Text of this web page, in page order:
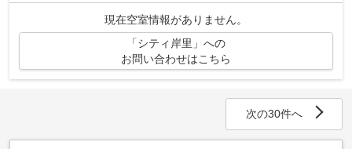
す。共用部には敷地内ごみ置き場・エレ...
現在空室情報がありません。
「シティ岸里」への
お問い合わせはこちら
次の30件へ